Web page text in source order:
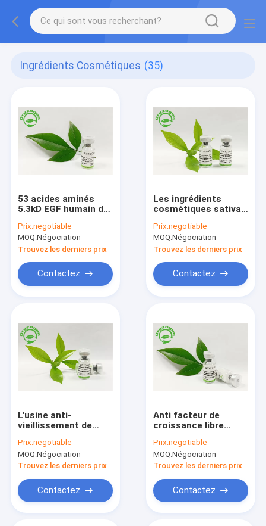
Ingrédients Cosmétiques (35)
53 acides aminés
5.3kD EGF humain de
lyophilisé la poudre
Prix:negotiable
MOQ:Négociation
Trouvez les derniers prix
Contactez
Les ingrédients
cosmétiques sativa
ont lyophilisé la
poudre
Prix:negotiable
MOQ:Négociation
Trouvez les derniers prix
Contactez
L'usine anti-
vieillissement de
croissance de bFGF a
dérivé avec la
bioactivité élevée
Prix:negotiable
MOQ:Négociation
Trouvez les derniers prix
Contactez
Anti facteur de
croissance libre
bFGF d'ingrédients
cosmétiques
Prix:negotiable
MOQ:Négociation
Trouvez les derniers prix
Contactez